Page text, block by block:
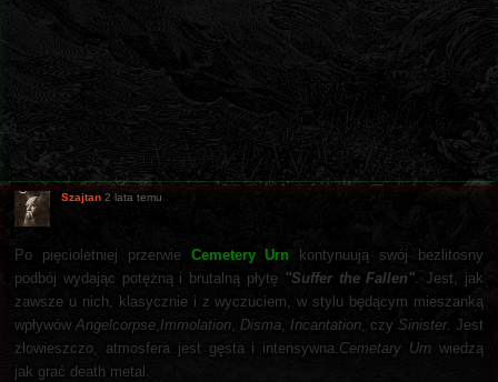
Szajtan 2 lata temu
Po pięcioletniej przerwie Cemetery Urn kontynuują swój bezlitosny
podbój wydając potężną i brutalną płytę "Suffer the Fallen". Jest, jak
zawsze u nich, klasycznie i z wyczuciem, w stylu będącym mieszanką
wpływów Angelcorpse, Immolation, Disma, Incantation, czy Sinister. Jest
złowieszczo, atmosfera jest gęsta i intensywna. Cemetary Urn wiedzą
jak grać death metal.